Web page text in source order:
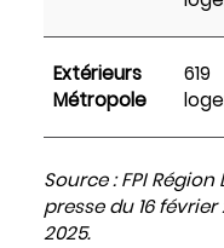
Extérieurs
Métropole
619
Source : FPI
presse du 16
2025.